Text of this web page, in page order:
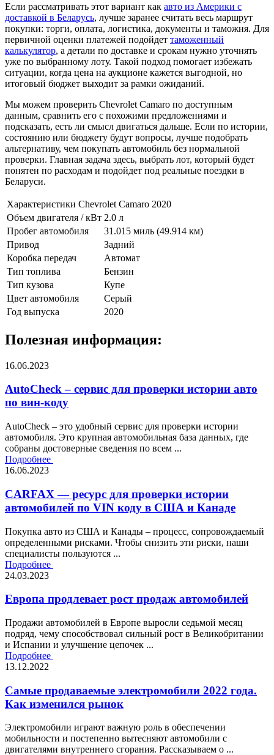
Если рассматривать этот вариант как авто из Америки с
доставкой в Беларусь, лучше заранее считать весь маршрут
покупки: торги, оплата, логистика, документы и таможня. Для
первичной оценки платежей подойдет таможенный
калькулятор, а детали по доставке и срокам нужно уточнять
уже по выбранному лоту. Такой подход помогает избежать
ситуации, когда цена на аукционе кажется выгодной, но
итоговый бюджет выходит за рамки ожиданий.
Мы можем проверить Chevrolet Camaro по доступным
данным, сравнить его с похожими предложениями и
подсказать, есть ли смысл двигаться дальше. Если по истории,
состоянию или бюджету будут вопросы, лучше подобрать
альтернативу, чем покупать автомобиль без нормальной
проверки. Главная задача здесь, выбрать лот, который будет
понятен по расходам и подойдет под реальные поездки в
Беларуси.
Характеристики Chevrolet Camaro 2020
Объем двигателя / кВт 2.0 л
Пробег автомобиля
31.015 миль (49.914 км)
Привод
Задний
Коробка передач
Автомат
Тип топлива
Бензин
Тип кузова
Купе
Цвет автомобиля
Серый
Год выпуска
2020
Полезная информация:
16.06.2023
AutoCheck – сервис для проверки истории авто
по вин-коду
AutoCheck – это удобный сервис для проверки истории
автомобиля. Это крупная автомобильная база данных, где
собраны достоверные сведения по всем ...
Подробнее
16.06.2023
CARFAX — ресурс для проверки истории
автомобилей по VIN коду в США и Канаде
Покупка авто из США и Канады – процесс, сопровождаемый
определенными рисками. Чтобы снизить эти риски, наши
специалисты пользуются ...
Подробнее
24.03.2023
Европа продлевает рост продаж автомобилей
Продажи автомобилей в Европе выросли седьмой месяц
подряд, чему способствовал сильный рост в Великобритании
и Испании и улучшение цепочек ...
Подробнее
13.12.2022
Самые продаваемые электромобили 2022 года.
Как изменился рынок
Электромобили играют важную роль в обеспечении
мобильности и постепенно вытесняют автомобили с
двигателями внутреннего сгорания. Рассказываем о ...